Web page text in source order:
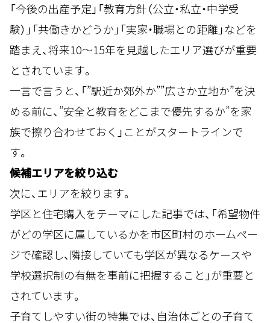
「今後の出産予定」「教育方針（公立・私立・中学受
験）」「共働きかどうか」「実家・職場との距離」などを
踏まえ、将来10〜15年を見越したエリア選びが重要
とされています。
一言で言うと、「”駅近か郊外か””広さか立地か”を決
める前に、”安全と教育をどこまで優先するか”を家
族で擦り合わせておく」ことがスタートラインで
す。
候補エリアを絞り込む
次に、エリアを絞ります。
学区と住宅購入をテーマにした記事では、「希望物件
がどの学区に属しているかを市区町村のホームペー
ジで確認し、隣接していても学区が異なるケースや
学校選択制の有無を事前に把握すること」が重要と
されています。
子育てしやすい街の特集では、自治体ごとの子育て